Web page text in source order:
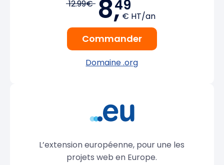
12.99€ 8,49
€ HT/an
Commander
Domaine .org
L’extension européenne, pour une les
projets web en Europe.